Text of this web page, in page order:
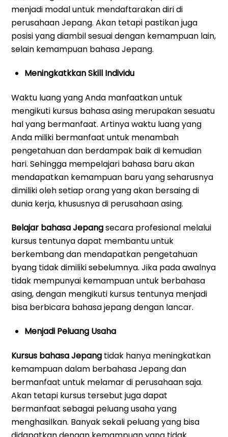
menjadi modal untuk mendaftarakan diri di
perusahaan Jepang. Akan tetapi pastikan juga
posisi yang diambil sesuai dengan kemampuan lain,
selain kemampuan bahasa Jepang.
Meningkatkkan Skill Individu
Waktu luang yang Anda manfaatkan untuk
mengikuti kursus bahasa asing merupakan sesuatu
hal yang bermanfaat. Artinya waktu luang yang
Anda miliki bermanfaat untuk menambah
pengetahuan dan berdampak baik di kemudian
hari. Sehingga mempelajari bahasa baru akan
mendapatkan kemampuan baru yang seharusnya
dimiliki oleh setiap orang yang akan bersaing di
dunia kerja, khususnya di perusahaan asing.
Belajar bahasa Jepangsecara profesional melalui
kursus tentunya dapat membantu untuk
berkembang dan mendapatkan pengetahuan
byang tidak dimiliki sebelumnya. Jika pada awalnya
tidak mempunyai kemampuan untuk berbahasa
asing, dengan mengikuti kursus tentunya menjadi
bisa berbicara bahasa jepang dengan lancar.
Menjadi Peluang Usaha
Kursus bahasa Jepang tidak hanya meningkatkan
kemampuan dalam berbahasa Jepang dan
bermanfaat untuk melamar di perusahaan saja.
Akan tetapi kursus tersebut juga dapat
bermanfaat sebagai peluang usaha yang
menghasilkan. Banyak sekali peluang yang bisa